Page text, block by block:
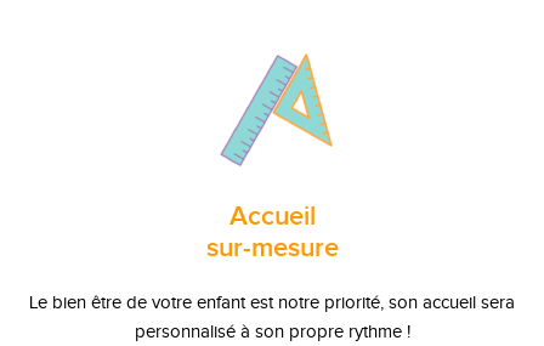
Accueil
sur-mesure
Le bien être de votre enfant est notre priorité, son accueil sera
personnalisé à son propre rythme !